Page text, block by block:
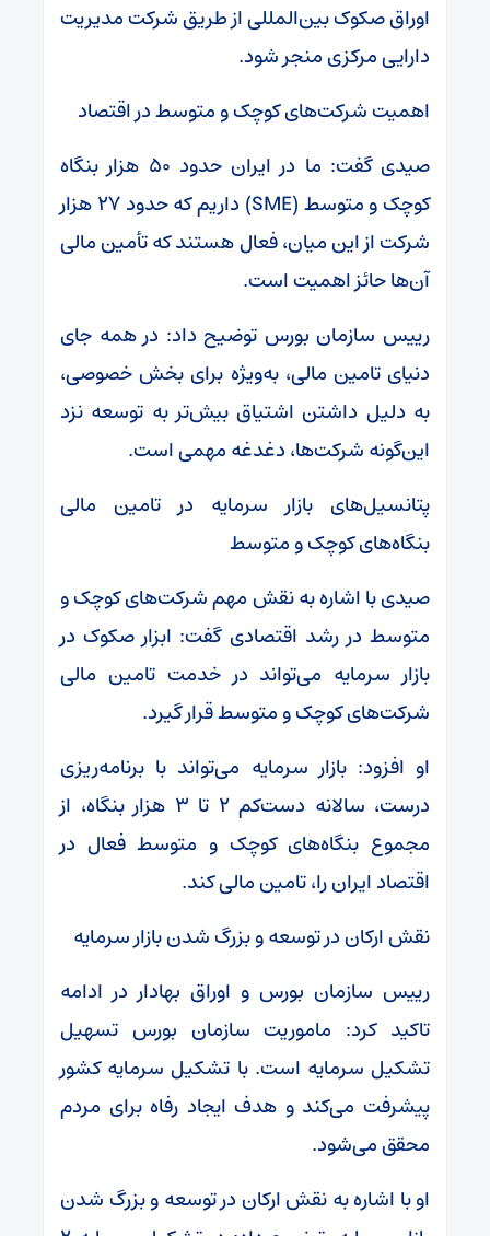
اوراق صکوک بین‌المللی از طریق شرکت مدیریت
دارایی مرکزی منجر شود.
اهمیت شرکت‌های کوچک و متوسط در اقتصاد
صیدی گفت: ما در ایران حدود ۵۰ هزار بنگاه
کوچک و متوسط (SME) داریم که حدود ۲۷ هزار
شرکت از این میان، فعال هستند که تأمین مالی
آن‌ها حائز اهمیت است.
رییس سازمان بورس توضیح داد: در همه‌ جای
دنیای تامین مالی، به‌ویژه برای بخش خصوصی،
به دلیل داشتن اشتیاق بیش‌تر به توسعه نزد
این‌گونه شرکت‌ها، دغدغه مهمی است.
پتانسیل‌های بازار سرمایه در تامین مالی
بنگاه‌های کوچک و متوسط
صیدی با اشاره به نقش مهم شرکت‌های کوچک و
متوسط در رشد اقتصادی گفت: ابزار صکوک در
بازار سرمایه می‌تواند در خدمت تامین مالی
شرکت‌های کوچک و متوسط قرار گیرد.
او افزود: بازار سرمایه می‌تواند با برنامه‌ریزی
درست، سالانه دست‌کم ۲ تا ۳ هزار بنگاه، از
مجموع بنگاه‌های کوچک و متوسط فعال در
اقتصاد ایران را، تامین مالی کند.
نقش ارکان در توسعه و بزرگ شدن بازار سرمایه
رییس سازمان بورس و اوراق بهادار در ادامه
تاکید کرد: ماموریت سازمان بورس تسهیل
تشکیل سرمایه است. با تشکیل سرمایه کشور
پیشرفت می‌کند و هدف ایجاد رفاه برای مردم
محقق می‌شود.
او با اشاره به نقش ارکان در توسعه و بزرگ شدن